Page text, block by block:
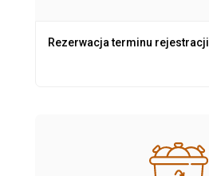
Rezerwacja terminu